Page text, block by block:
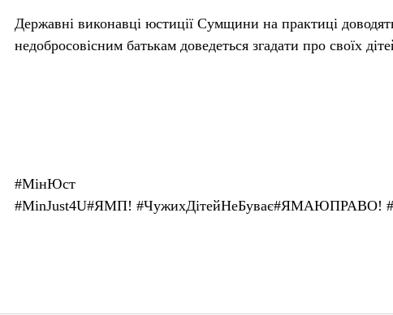
Державні виконавці юстиції Сумщини на практиці
недобросовісним батькам доведеться згадати про своїх
#МінЮст
#MinJust4U#ЯМП! #ЧужихДітейНеБуває#ЯМАЮПРАВО! #